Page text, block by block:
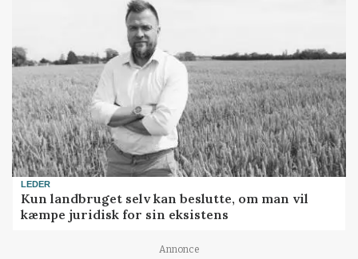
LEDER
Kun landbruget selv kan beslutte, om man vil
kæmpe juridisk for sin eksistens
Annonce